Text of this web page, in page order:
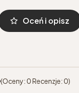
Oceń i opisz
(Oceny: 0 Recenzje: 0)